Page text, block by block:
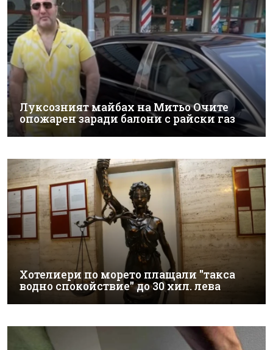
Луксозният майбах на Митьо Очите
опожарен заради балони с райски газ
Хотелиери по морето плащали "такса
водно спокойствие" до 30 хил. лева